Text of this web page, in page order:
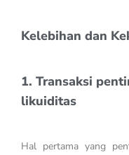
Kelebihan dan
1. Transaksi
likuiditas
Hal pertama yang